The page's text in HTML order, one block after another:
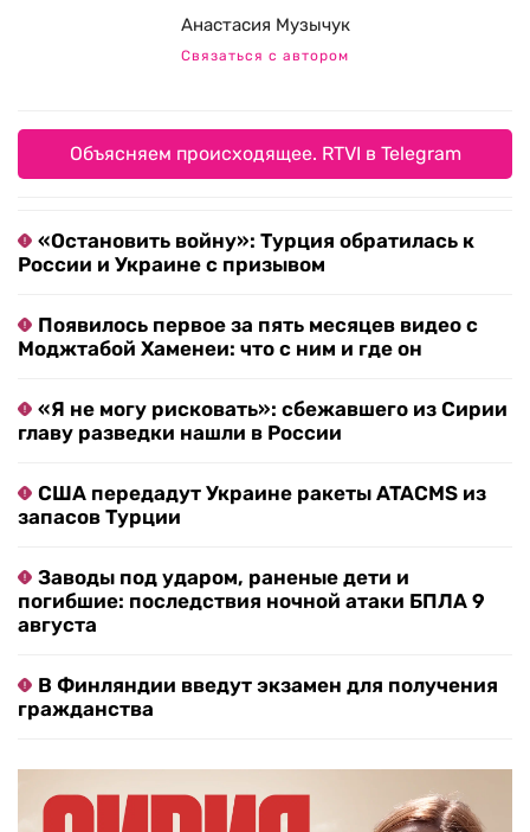
Анастасия Музычук
Связаться с автором
Объясняем происходящее. RTVI в Telegram
«Остановить войну»: Турция обратилась к
России и Украине с призывом
Появилось первое за пять месяцев видео с
Моджтабой Хаменеи: что с ним и где он
«Я не могу рисковать»: сбежавшего из Сирии
главу разведки нашли в России
США передадут Украине ракеты ATACMS из
запасов Турции
Заводы под ударом, раненые дети и
погибшие: последствия ночной атаки БПЛА 9
августа
В Финляндии введут экзамен для получения
гражданства